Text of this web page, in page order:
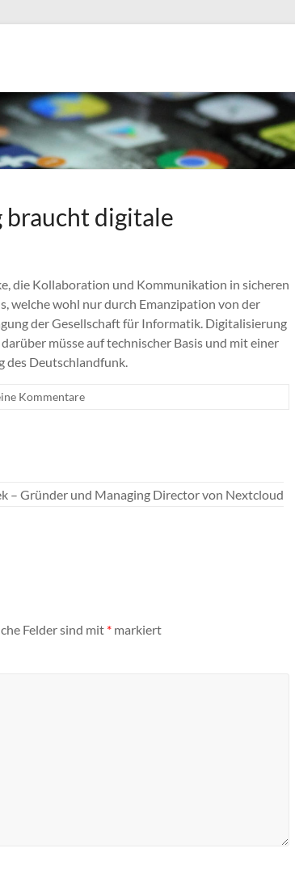
digitale
die Kollaboration und Kommunikation in sicheren
welche wohl nur durch Emanzipation von der
der Gesellschaft für Informatik. Digitalisierung
müsse auf technischer Basis und mit einer
des Deutschlandfunk.
Kommentare
– Gründer und Managing Director von Nextcloud
Felder sind mit * markiert